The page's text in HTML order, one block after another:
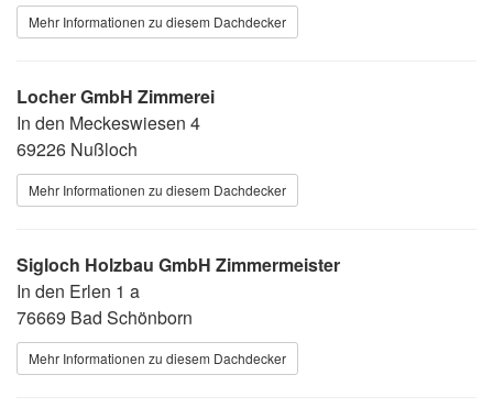
Mehr Informationen zu diesem Dachdecker
Locher GmbH Zimmerei
In den Meckeswiesen 4
69226 Nußloch
Mehr Informationen zu diesem Dachdecker
Sigloch Holzbau GmbH Zimmermeister
In den Erlen 1 a
76669 Bad Schönborn
Mehr Informationen zu diesem Dachdecker